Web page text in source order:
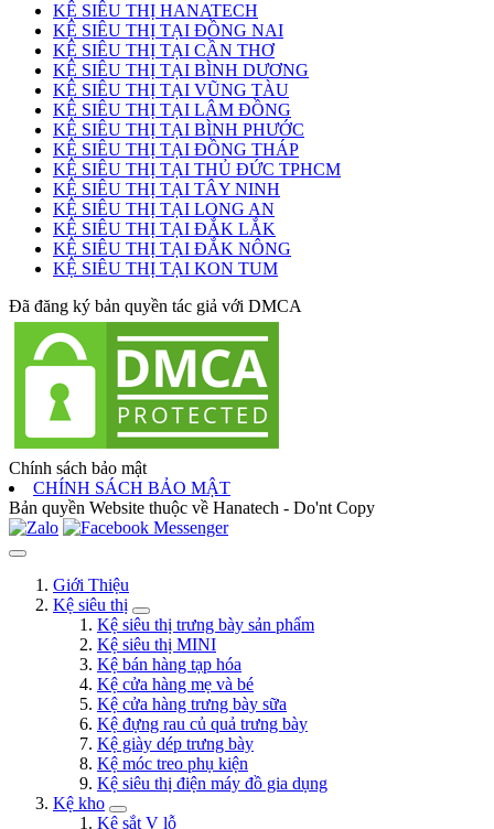
KỆ SIÊU THỊ HANATECH
KỆ SIÊU THỊ TẠI ĐỒNG NAI
KỆ SIÊU THỊ TẠI CẦN THƠ
KỆ SIÊU THỊ TẠI BÌNH DƯƠNG
KỆ SIÊU THỊ TẠI VŨNG TÀU
KỆ SIÊU THỊ TẠI LÂM ĐỒNG
KỆ SIÊU THỊ TẠI BÌNH PHƯỚC
KỆ SIÊU THỊ TẠI ĐỒNG THÁP
KỆ SIÊU THỊ TẠI THỦ ĐỨC TPHCM
KỆ SIÊU THỊ TẠI TÂY NINH
KỆ SIÊU THỊ TẠI LONG AN
KỆ SIÊU THỊ TẠI ĐẮK LẮK
KỆ SIÊU THỊ TẠI ĐẮK NÔNG
KỆ SIÊU THỊ TẠI KON TUM
Đã đăng ký bản quyền tác giả với DMCA
Chính sách bảo mật
CHÍNH SÁCH BẢO MẬT
Bản quyền Website thuộc về Hanatech - Do'nt Copy
Giới Thiệu
Kệ siêu thị
Kệ siêu thị trưng bày sản phẩm
Kệ siêu thị MINI
Kệ bán hàng tạp hóa
Kệ cửa hàng mẹ và bé
Kệ cửa hàng trưng bày sữa
Kệ đựng rau củ quả trưng bày
Kệ giày dép trưng bày
Kệ móc treo phụ kiện
Kệ siêu thị điện máy đồ gia dụng
Kệ kho
Kệ sắt V lỗ